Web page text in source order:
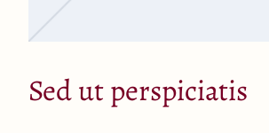
Sed ut perspiciatis